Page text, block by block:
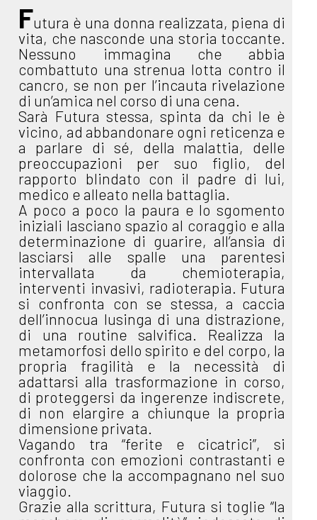
Futura è una donna realizzata, piena di
vita, che nasconde una storia toccante.
Nessuno immagina che abbia
combattuto una strenua lotta contro il
cancro, se non per l’incauta rivelazione
di un’amica nel corso di una cena.
Sarà Futura stessa, spinta da chi le è
vicino, ad abbandonare ogni reticenza e
a parlare di sé, della malattia, delle
preoccupazioni per suo figlio, del
rapporto blindato con il padre di lui,
medico e alleato nella battaglia.
A poco a poco la paura e lo sgomento
iniziali lasciano spazio al coraggio e alla
determinazione di guarire, all’ansia di
lasciarsi alle spalle una parentesi
intervallata da chemioterapia,
interventi invasivi, radioterapia. Futura
si confronta con se stessa, a caccia
dell’innocua lusinga di una distrazione,
di una routine salvifica. Realizza la
metamorfosi dello spirito e del corpo, la
propria fragilità e la necessità di
adattarsi alla trasformazione in corso,
di proteggersi da ingerenze indiscrete,
di non elargire a chiunque la propria
dimensione privata.
Vagando tra “ferite e cicatrici”, si
confronta con emozioni contrastanti e
dolorose che la accompagnano nel suo
viaggio.
Grazie alla scrittura, Futura si toglie “la